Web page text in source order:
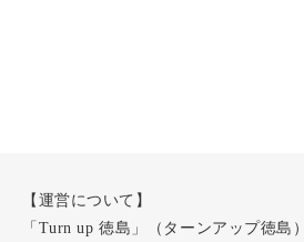
【運営について】
「Turn up 徳島」（ターンアップ徳島